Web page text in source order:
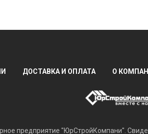
ДОСТАВКА И ОПЛАТА О
предприятие "ЮрСтройКомпани".